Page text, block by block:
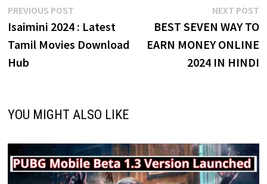
Post
navigation
PREVIOUS POSTPrevious
post:
Isaimini 2024 : Latest
Tamil Movies Download
Hub
NEXT POST
BEST SEVEN WAY TO
EARN MONEY ONLINE
2024 IN HINDI
YOU MIGHT ALSO LIKE